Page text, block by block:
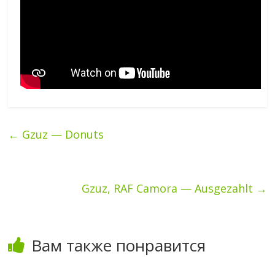
← Gzuz — Donuts
Gzuz, RAF Camora — Ausgezahlt →
Вам также понравится